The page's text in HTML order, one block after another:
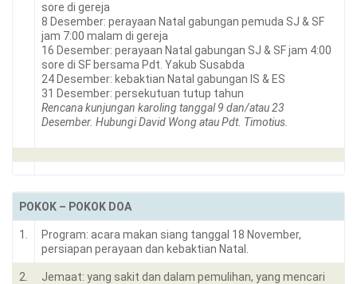
sore di gereja
8 Desember: perayaan Natal gabungan pemuda SJ & SF
jam 7:00 malam di gereja
16 Desember: perayaan Natal gabungan SJ & SF jam 4:00
sore di SF bersama Pdt. Yakub Susabda
24 Desember: kebaktian Natal gabungan IS & ES
31 Desember: persekutuan tutup tahun
Rencana kunjungan karoling tanggal 9 dan/atau 23
Desember. Hubungi David Wong atau Pdt. Timotius
POKOK – POKOK DOA
1.
Program: acara makan siang tanggal 18 November,
persiapan perayaan dan kebaktian Natal.
2.
Jemaat: yang sakit dan dalam pemulihan, yang mencari